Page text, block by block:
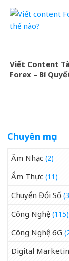
Doanh Nghiệp
Viết Content
Forex – Bí
Chuyên mục
Âm Nhạc (2)
Ẩm Thực (11)
Chuyển Đổi Số
Công Nghệ (115)
Công Nghệ 6G
Digital